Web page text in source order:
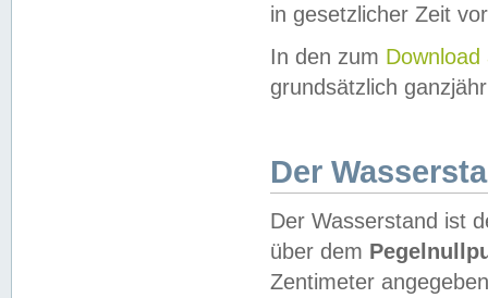
in gesetzlicher Zeit
In den zum Download
grundsätzlich
Der
Der Wasserstand ist
über dem
Zentimeter